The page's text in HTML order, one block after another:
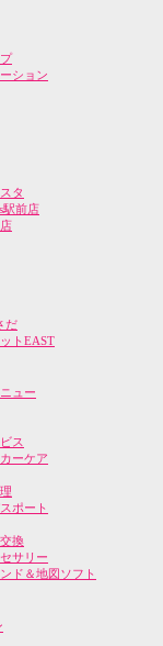
ション
タ
駅前店
だ
トEAST
ュー
ス
ーケア
ポート
換
サリー
ド＆地図ソフト